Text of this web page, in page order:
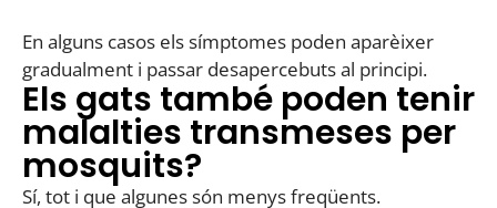
En alguns casos els símptomes poden aparèixer
gradualment i passar desapercebuts al principi.
Els gats també poden tenir
malalties transmeses per
mosquits?
Sí, tot i que algunes són menys freqüents.